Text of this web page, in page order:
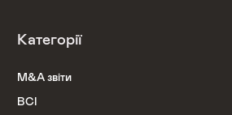
Категорії
M&A звіти
ВСІ